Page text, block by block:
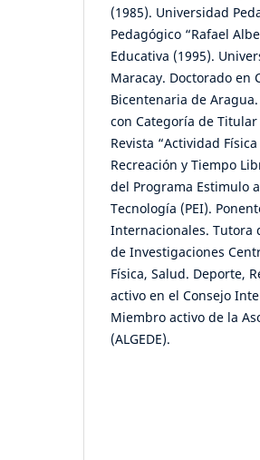
(1985). Universidad
Pedagógico “Rafael
Educativa (1995).
Maracay. Doctorado en
Bicentenaria de
con Categoría de Titular
Revista “Actividad
Recreación y Tiempo
del Programa Estimulo
Tecnología (PEI).
Internacionales. Tutora
de Investigaciones
Física, Salud. Deporte,
activo en el Consejo
Miembro activo de la
(ALGEDE).